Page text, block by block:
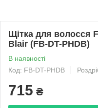
Щітка для волосся
Blair (FB-DT-PHDB)
В наявності
Код: FB-DT-PHDB
715 ₴